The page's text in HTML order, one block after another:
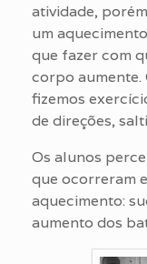
atividade,
um
que fazer com
corpo aumente.
fizemos
de direções,
Os alunos
que ocorreram
aquecimento:
aumento dos